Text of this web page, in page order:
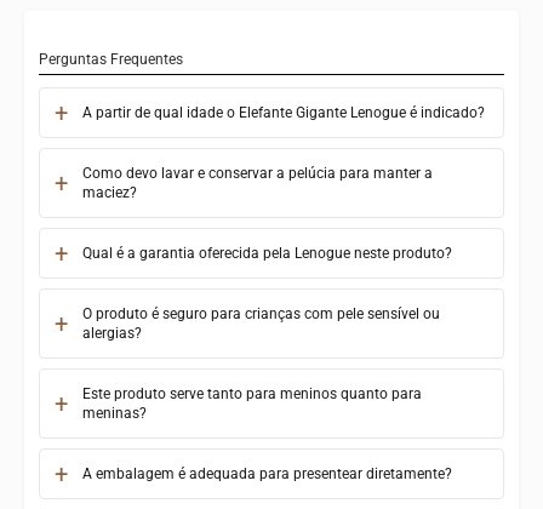
Perguntas Frequentes
A partir de qual idade o Elefante Gigante Lenogue é indicado?
Como devo lavar e conservar a pelúcia para manter a
maciez?
Qual é a garantia oferecida pela Lenogue neste produto?
O produto é seguro para crianças com pele sensível ou
alergias?
Este produto serve tanto para meninos quanto para
meninas?
A embalagem é adequada para presentear diretamente?